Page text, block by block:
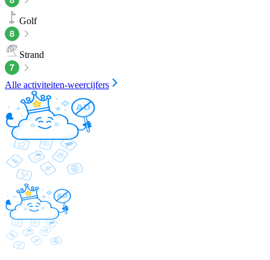
Golf
Strand
Alle activiteiten-weercijfers